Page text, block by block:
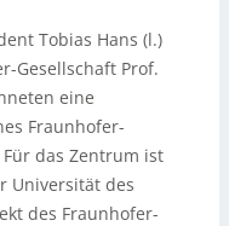
Tobias Hans (l.)
Gesellschaft Prof.
eine
Fraunhofer-
das Zentrum ist
Universität des
des Fraunhofer-